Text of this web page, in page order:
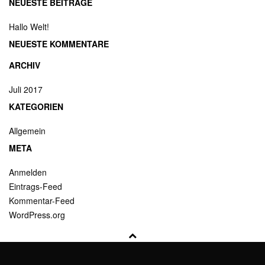
NEUESTE BEITRÄGE
Hallo Welt!
NEUESTE KOMMENTARE
ARCHIV
Juli 2017
KATEGORIEN
Allgemein
META
Anmelden
Eintrags-Feed
Kommentar-Feed
WordPress.org